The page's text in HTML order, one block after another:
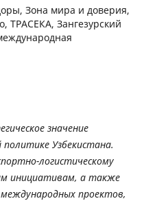
Зона мира и доверия,
ТРАСЕКА, Зангезурский
значение
политике Узбекистана.
-логистическому
инициативам, а также
международных проектов,